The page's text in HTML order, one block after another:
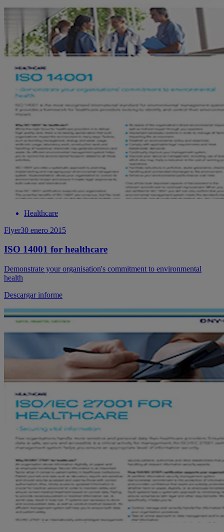
Healthcare
Flyer30 enero 2015
ISO 14001 for healthcare
Demonstrate your organisation's commitment to environmental
health
Descargar informe